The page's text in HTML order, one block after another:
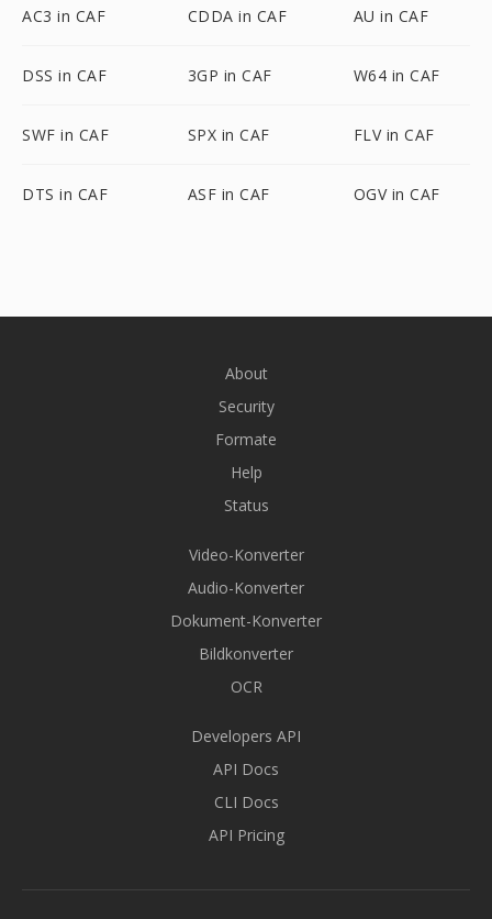
AC3 in CAF CDDA in CAF AU in CAF
DSS in CAF 3GP in CAF W64 in CAF
SWF in CAF SPX in CAF FLV in CAF
DTS in CAF ASF in CAF OGV in CAF
About
Security
Formate
Help
Status
Video-Konverter
Audio-Konverter
Dokument-Konverter
Bildkonverter
OCR
Developers API
API Docs
CLI Docs
API Pricing